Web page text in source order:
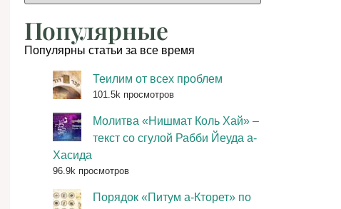
Популярные
Популярны статьи за все время
Теилим от всех проблем
101.5k просмотров
Молитва «Нишмат Коль Хай» –
текст со сгулой Рабби Йеуда а-
Хасида
96.9k просмотров
Порядок «Питум а-Кторет» по